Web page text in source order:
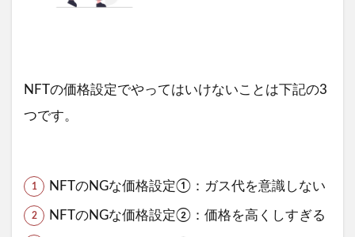
NFTの価格設定でやってはいけないことは下記の3
つです。
NFTのNGな価格設定①：ガス代を意識しない
NFTのNGな価格設定②：価格を高くしすぎる